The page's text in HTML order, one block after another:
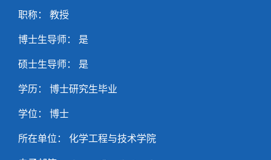
职称： 教授
博士生导师： 是
硕士生导师： 是
学历： 博士研究生毕业
学位： 博士
所在单位： 化学工程与技术学院